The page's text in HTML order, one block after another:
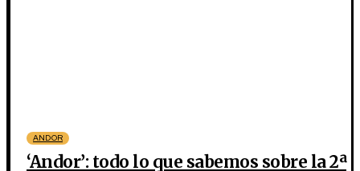
ANDOR
‘Andor’: todo lo que sabemos sobre la 2ª